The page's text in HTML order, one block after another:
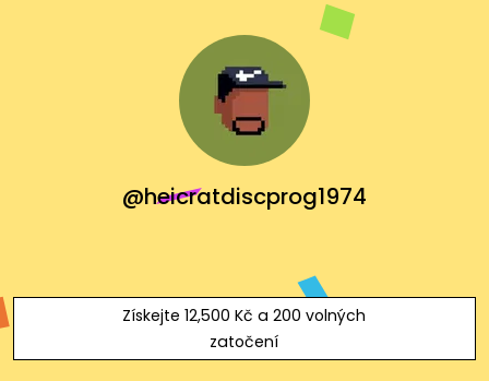
@heicratdiscprog1974
Získejte 12,500 Kč a 200 volných
zatočení